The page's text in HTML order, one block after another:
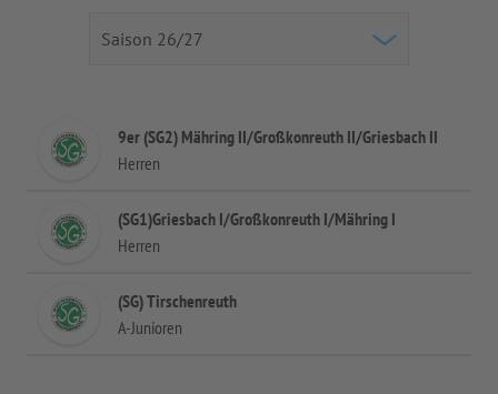
9er (SG2) Mähring II/Großkonreuth II/Griesbach II
Herren
(SG1)Griesbach I/Großkonreuth I/Mähring I
Herren
(SG) Tirschenreuth
A-Junioren